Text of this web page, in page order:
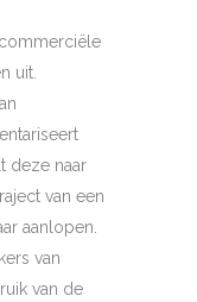
uit.
deze naar
van een
aanlopen.
van
van de